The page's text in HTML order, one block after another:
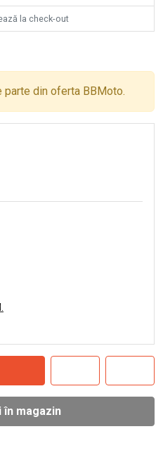
la check-out
din oferta BBMoto.
în magazin